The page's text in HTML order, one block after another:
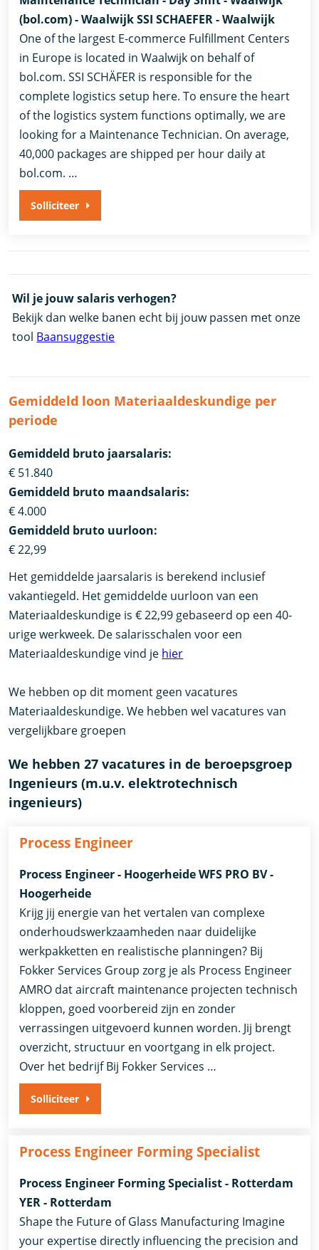
(bol.com) - Waalwijk SSI SCHAEFER - Waalwijk
One of the largest E-commerce Fulfillment Centers
in Europe is located in Waalwijk on behalf of
bol.com. SSI SCHÄFER is responsible for the
complete logistics setup here. To ensure the heart
of the logistics system functions optimally, we are
looking for a Maintenance Technician. On average,
40,000 packages are shipped per hour daily at
bol.com. …
Solliciteer
Wil je jouw salaris verhogen?
Bekijk dan welke banen echt bij jouw passen met onze
tool Baansuggestie
Gemiddeld loon Materiaaldeskundige per
periode
Gemiddeld bruto jaarsalaris:
€ 51.840
Gemiddeld bruto maandsalaris:
€ 4.000
Gemiddeld bruto uurloon:
€ 22,99
Het gemiddelde jaarsalaris is berekend inclusief
vakantiegeld. Het gemiddelde uurloon van een
Materiaaldeskundige is € 22,99 gebaseerd op een 40-
urige werkweek. De salarisschalen voor een
Materiaaldeskundige vind je hier
We hebben op dit moment geen vacatures
Materiaaldeskundige. We hebben wel vacatures van
vergelijkbare groepen
We hebben 27 vacatures in de beroepsgroep
Ingenieurs (m.u.v. elektrotechnisch
ingenieurs)
Process Engineer
Process Engineer - Hoogerheide WFS PRO BV -
Hoogerheide
Krijg jij energie van het vertalen van complexe
onderhoudswerkzaamheden naar duidelijke
werkpakketten en realistische planningen? Bij
Fokker Services Group zorg je als Process Engineer
AMRO dat aircraft maintenance projecten technisch
kloppen, goed voorbereid zijn en zonder
verrassingen uitgevoerd kunnen worden. Jij brengt
overzicht, structuur en voortgang in elk project.
Over het bedrijf Bij Fokker Services …
Solliciteer
Process Engineer Forming Specialist
Process Engineer Forming Specialist - Rotterdam
YER - Rotterdam
Shape the Future of Glass Manufacturing Imagine
your expertise directly influencing the precision and